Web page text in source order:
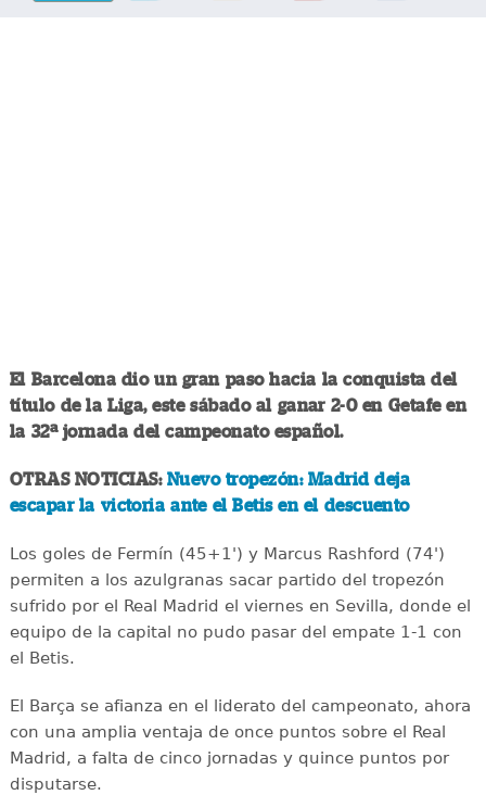
El Barcelona dio un gran paso hacia la conquista del
título de la Liga, este sábado al ganar 2-0 en Getafe en
la 32ª jornada del campeonato español.
OTRAS NOTICIAS: Nuevo tropezón: Madrid deja
escapar la victoria ante el Betis en el descuento
Los goles de Fermín (45+1') y Marcus Rashford (74')
permiten a los azulgranas sacar partido del tropezón
sufrido por el Real Madrid el viernes en Sevilla, donde el
equipo de la capital no pudo pasar del empate 1-1 con
el Betis.
El Barça se afianza en el liderato del campeonato, ahora
con una amplia ventaja de once puntos sobre el Real
Madrid, a falta de cinco jornadas y quince puntos por
disputarse.